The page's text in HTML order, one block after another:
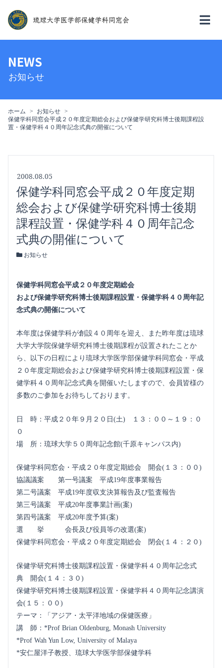
NEWS
お知らせ
ホーム
お知らせ
保健学科同窓会平成２０年度定期総会および保健学研究科博士後期課程設
置・保健学科４０周年記念式典の開催について
2008.08.05
保健学科同窓会平成２０年度定期
総会および保健学研究科博士後期
課程設置・保健学科４０周年記念
式典の開催について
お知らせ
保健学科同窓会平成２０年度定期総会
および保健学研究科博士後期課程設置・保健学科４０周年記
念式典の開催について
本年度は保健学科が創設４０周年を迎え、また昨年度は琉球
大学大学院保健学研究科博士後期課程が設置されたことか
ら、以下の日程により琉球大学医学部保健学科同窓会・平成
２０年度定期総会および保健学研究科博士後期課程設置・保
健学科４０周年記念式典を開催いたしますので、会員皆様の
多数のご参加をお待ちしております。
日 時：平成２０年９月２０日(土) １３：００～１９：０
０
場 所：琉球大学５０周年記念館(千原キャンパス内)
保健学科同窓会・平成２０年度定期総会 開会(１３：００)
協議議案 第一号議案 平成19年度事業報告
第二号議案 平成19年度収支決算報告及び監査報告
第三号議案 平成20年度事業計画(案)
第四号議案 平成20年度予算(案)
選 挙 会長及び役員等の改選(案)
保健学科同窓会・平成２０年度定期総会 閉会(１４：２０)
保健学研究科博士後期課程設置・保健学科４０周年記念式
典 開会(１４：３０)
保健学研究科博士後期課程設置・保健学科４０周年記念講演
会(１５：００)
テーマ：「アジア・太平洋地域の保健医療」
講 師：*Prof Brian Oldenburg, Monash University
*Prof Wah Yun Low, University of Malaya
*安仁屋洋子教授、琉球大学医学部保健学科